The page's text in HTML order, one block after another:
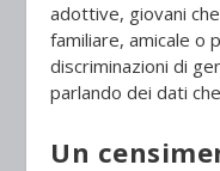
adottive, giovani
familiare, amicale o
discriminazioni di
parlando dei dati
Un